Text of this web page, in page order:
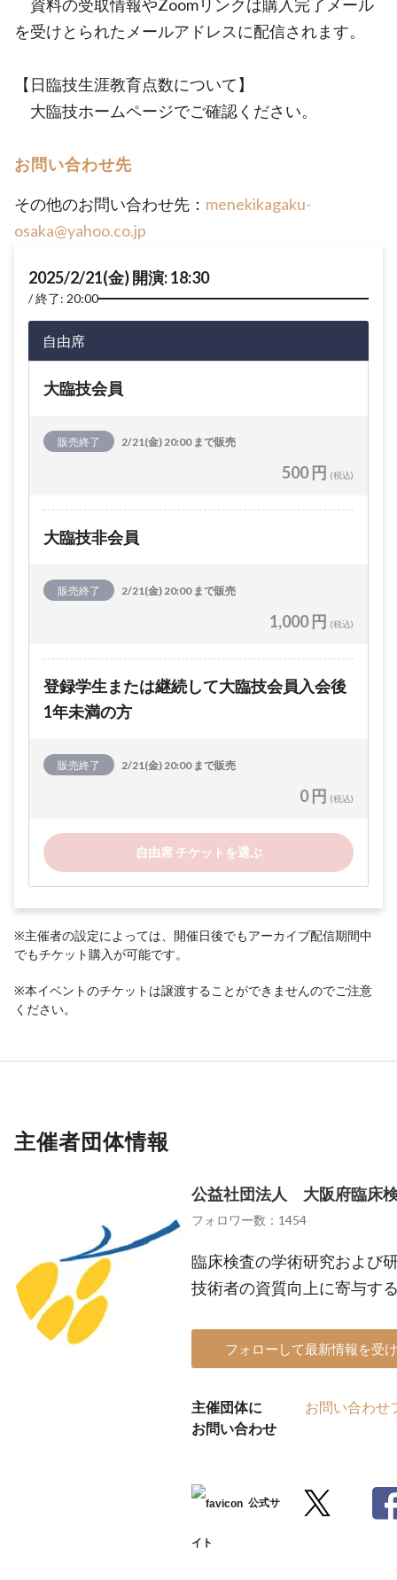
資料の受取情報やZoomリンクは購入完了メール
を受けとられたメールアドレスに配信されます。
【日臨技生涯教育点数について】
大臨技ホームページでご確認ください。
お問い合わせ先
その他のお問い合わせ先： menekikagaku-
osaka@yahoo.co.jp
2025/2/21(金) 開演: 18:30
終了: 20:00
自由席
大臨技会員
販売終了 2/21(金) 20:00 まで販売
500 円 (税込)
大臨技非会員
販売終了 2/21(金) 20:00 まで販売
1,000 円 (税込)
登録学生または継続して大臨技会員入会後
1年未満の方
販売終了 2/21(金) 20:00 まで販売
0 円 (税込)
自由席 チケットを選ぶ
※主催者の設定によっては、開催日後でもアーカイブ配信期間中
でもチケット購入が可能です。
※本イベントのチケットは譲渡することができませんのでご注意
ください。
主催者団体情報
公益社団法人 大阪府臨床
フォロワー数：1454
臨床検査の学術研究および
技術者の資質向上に寄与す
フォローして最新情報を受
主催団体に
お問い合わせ
お問い合わせ
公式サ
イト